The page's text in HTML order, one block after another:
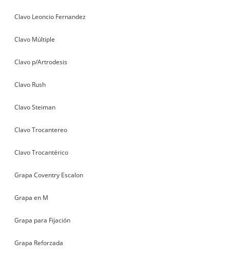
Clavo Leoncio Fernandez
Clavo Múltiple
Clavo p/Artrodesis
Clavo Rush
Clavo Steiman
Clavo Trocantereo
Clavo Trocantérico
Grapa Coventry Escalon
Grapa en M
Grapa para Fijación
Grapa Reforzada